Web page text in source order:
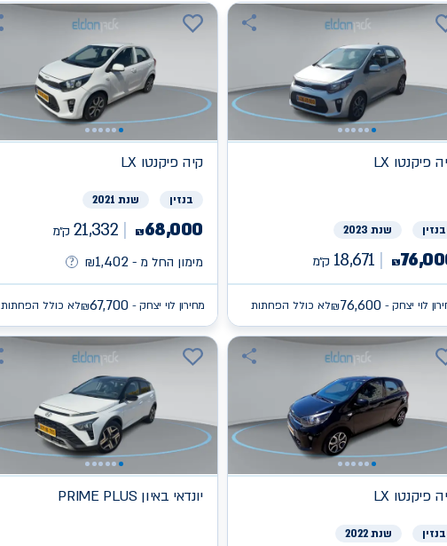
פיקנטו LX
בנזין שנת 2023
₪
18,671 ק״מ
לוי יצחק - ₪76,600 לא כולל הפחתות
קיהפיקנטו LX
בנזין שנת 2021
₪68,000
21,332 ק״מ
מימון החל מ -
₪1,402
מחירון לוי יצחק - ₪67,700 לא כולל הפחתות
פיקנטו LX
בנזין שנת 2022
יונדאי PRIME PLUS באיון